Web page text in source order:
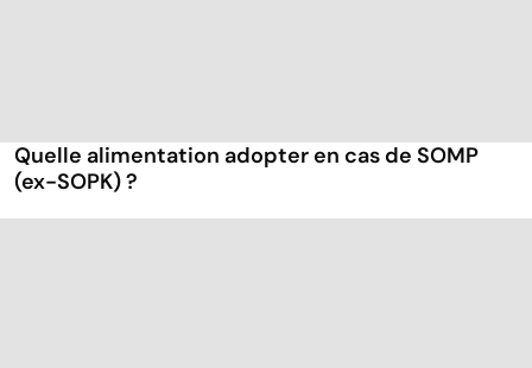
Quelle alimentation adopter en cas de SOMP
(ex-SOPK) ?